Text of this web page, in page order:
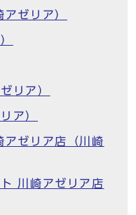
ゼリア）
リア）
ア）
アゼリア店（川崎
川崎アゼリア店